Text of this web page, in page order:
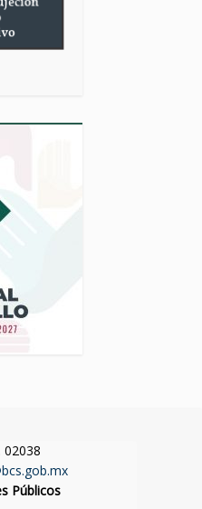
02038
Públicos